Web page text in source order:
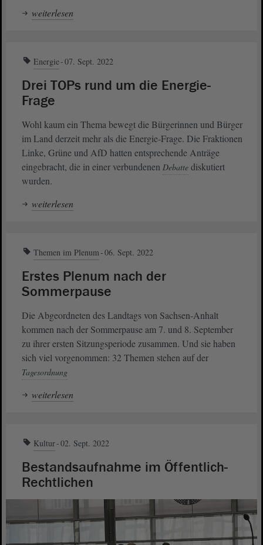
weiterlesen
Energie 07. Sept. 2022
Drei TOPs rund um die Energie-
Frage
Wohl kaum ein Thema bewegt die Bürgerinnen und Bürger
im Land derzeit mehr als die Energie-Frage. Die Fraktionen
Linke, Grüne und AfD hatten entsprechende Anträge
eingebracht, die in einer verbundenen Debatte diskutiert
wurden.
weiterlesen
Themen im Plenum 06. Sept. 2022
Erstes Plenum nach der
Sommerpause
Die Abgeordneten des Landtags von Sachsen-Anhalt
kommen nach der Sommerpause am 7. und 8. September
zu ihrer ersten Sitzungsperiode zusammen. Und sie haben
sich viel vorgenommen: 32 Themen stehen auf der
Tagesordnung
weiterlesen
Kultur 02. Sept. 2022
Bestandsaufnahme im Öffentlich-
Rechtlichen